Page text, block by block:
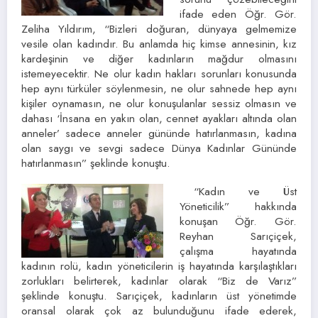
ifade eden Öğr. Gör.
Zeliha Yıldırım, “Bizleri doğuran, dünyaya gelmemize
vesile olan kadındır. Bu anlamda hiç kimse annesinin, kız
kardeşinin ve diğer kadınların mağdur olmasını
istemeyecektir. Ne olur kadın hakları sorunları konusunda
hep aynı türküler söylenmesin, ne olur sahnede hep aynı
kişiler oynamasın, ne olur konuşulanlar sessiz olmasın ve
dahası ‘İnsana en yakın olan, cennet ayakları altında olan
anneler’ sadece anneler gününde hatırlanmasın, kadına
olan saygı ve sevgi sadece Dünya Kadınlar Gününde
hatırlanmasın” şeklinde konuştu.
“Kadın ve Üst
Yöneticilik” hakkında
konuşan Öğr. Gör.
Reyhan Sarıçiçek,
çalışma hayatında
kadının rolü, kadın yöneticilerin iş hayatında karşılaştıkları
zorlukları belirterek, kadınlar olarak “Biz de Varız”
şeklinde konuştu. Sarıçiçek, kadınların üst yönetimde
oransal olarak çok az bulunduğunu ifade ederek,